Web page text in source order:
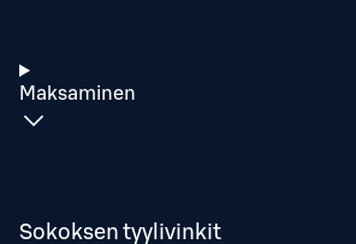
Maksaminen
Sokoksen tyylivinkit